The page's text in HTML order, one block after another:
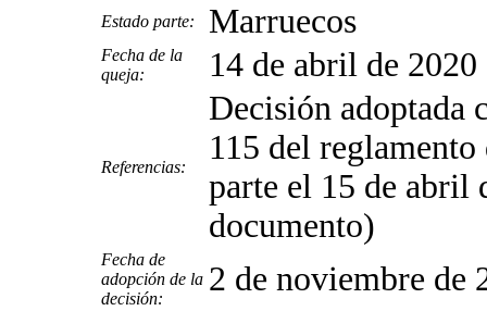
Estado parte: Marruecos
Fecha de la
queja:
14 de abril de
Referencias:
Decisión adoptada
115 del
parte el 15 de abril
documento)
Fecha de
adopción de la
decisión:
2 de noviembre de